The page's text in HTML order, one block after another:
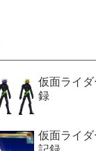
仮面ライ
録
仮面ライ